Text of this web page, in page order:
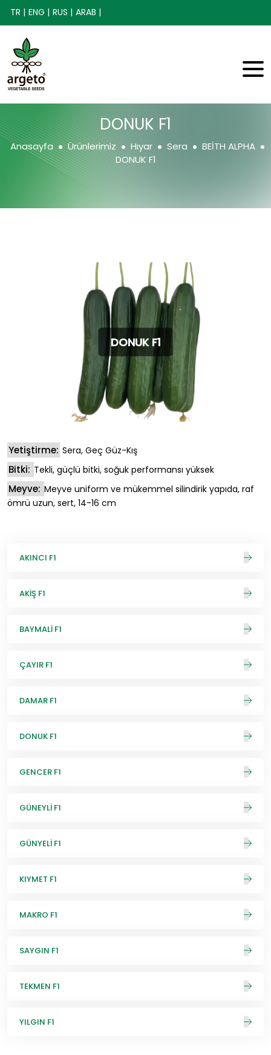
TR | ENG | RUS | ARAB |
DONUK F1
Anasayfa Ürünlerimiz Hıyar Sera
BEİTH ALPHA
DONUK F1
DONUK F1
Yetiştirme: Sera, Geç Güz-Kış
Bitki: Tekli, güçlü bitki, soğuk performansı yüksek
Meyve: Meyve uniform ve mükemmel silindirik yapıda, raf
ömrü uzun, sert, 14-16 cm
AKINCI F1
AKİŞ F1
BAYMALİ F1
ÇAYIR F1
DAMAR F1
DONUK F1
GENCER F1
GÜNEYLİ F1
GÜNYELİ F1
KIYMET F1
MAKRO F1
SAYGIN F1
TEKMEN F1
YILGIN F1